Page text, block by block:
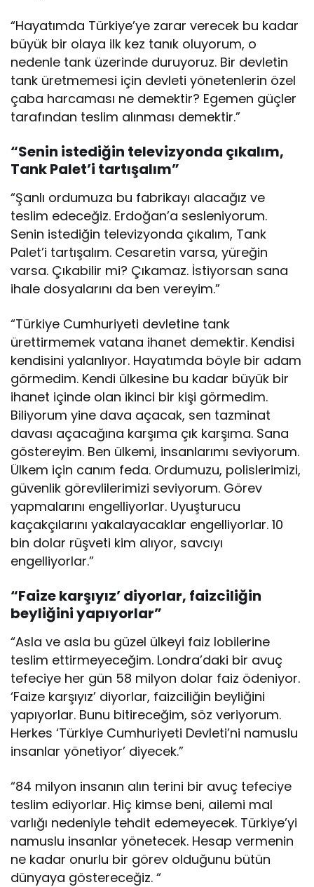
“Hayatımda Türkiye’ye zarar verecek bu kadar
büyük bir olaya ilk kez tanık oluyorum, o
nedenle tank üzerinde duruyoruz. Bir devletin
tank üretmemesi için devleti yönetenlerin özel
çaba harcaması ne demektir? Egemen güçler
tarafından teslim alınması demektir.”
“Senin istediğin televizyonda çıkalım,
Tank Palet’i tartışalım”
“Şanlı ordumuza bu fabrikayı alacağız ve
teslim edeceğiz. Erdoğan’a sesleniyorum.
Senin istediğin televizyonda çıkalım, Tank
Palet’i tartışalım. Cesaretin varsa, yüreğin
varsa. Çıkabilir mi? Çıkamaz. İstiyorsan sana
ihale dosyalarını da ben vereyim.”
“Türkiye Cumhuriyeti devletine tank
ürettirmemek vatana ihanet demektir. Kendisi
kendisini yalanlıyor. Hayatımda böyle bir adam
görmedim. Kendi ülkesine bu kadar büyük bir
ihanet içinde olan ikinci bir kişi görmedim.
Biliyorum yine dava açacak, sen tazminat
davası açacağına karşıma çık karşıma. Sana
göstereyim. Ben ülkemi, insanlarımı seviyorum.
Ülkem için canım feda. Ordumuzu, polislerimizi,
güvenlik görevlilerimizi seviyorum. Görev
yapmalarını engelliyorlar. Uyuşturucu
kaçakçılarını yakalayacaklar engelliyorlar. 10
bin dolar rüşveti kim alıyor, savcıyı
engelliyorlar.”
“Faize karşıyız’ diyorlar, faizciliğin
beyliğini yapıyorlar”
“Asla ve asla bu güzel ülkeyi faiz lobilerine
teslim ettirmeyeceğim. Londra’daki bir avuç
tefeciye her gün 58 milyon dolar faiz ödeniyor.
‘Faize karşıyız’ diyorlar, faizciliğin beyliğini
yapıyorlar. Bunu bitireceğim, söz veriyorum.
Herkes ‘Türkiye Cumhuriyeti Devleti’ni namuslu
insanlar yönetiyor’ diyecek.”
“84 milyon insanın alın terini bir avuç tefeciye
teslim ediyorlar. Hiç kimse beni, ailemi mal
varlığı nedeniyle tehdit edemeyecek. Türkiye’yi
namuslu insanlar yönetecek. Hesap vermenin
ne kadar onurlu bir görev olduğunu bütün
dünyaya göstereceğiz. “